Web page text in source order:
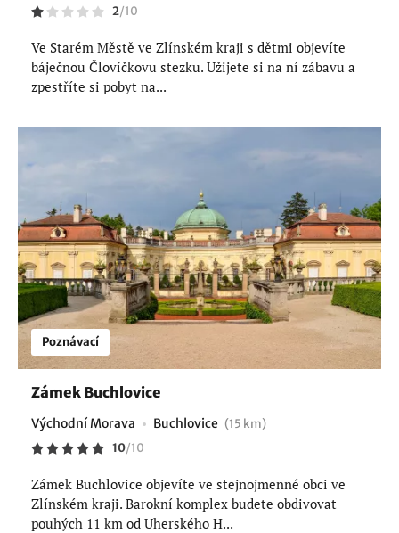
2/10
Ve Starém Městě ve Zlínském kraji s dětmi objevíte
báječnou Človíčkovu stezku. Užijete si na ní zábavu a
zpestříte si pobyt na...
Poznávací
Zámek Buchlovice
Východní Morava Buchlovice (15 km)
10/10
Zámek Buchlovice objevíte ve stejnojmenné obci ve
Zlínském kraji. Barokní komplex budete obdivovat
pouhých 11 km od Uherského H...